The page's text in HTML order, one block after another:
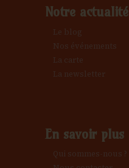
Notre actualité
Le blog
Nos événements
La carte
La newsletter
En savoir plus
Qui sommes-nous ?